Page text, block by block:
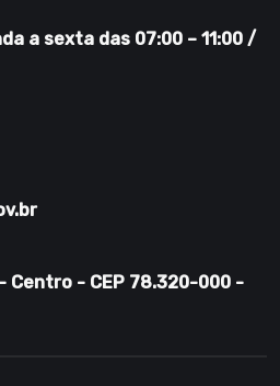
a sexta das 07:00 – 11:00 /
Centro - CEP 78.320-000 -